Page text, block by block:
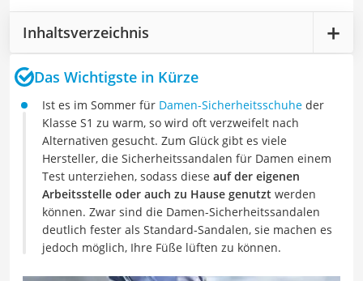
Inhaltsverzeichnis
Das Wichtigste in Kürze
Ist es im Sommer für Damen-Sicherheitsschuhe der
Klasse S1 zu warm, so wird oft verzweifelt nach
Alternativen gesucht. Zum Glück gibt es viele
Hersteller, die Sicherheitssandalen für Damen einem
Test unterziehen, sodass diese auf der eigenen
Arbeitsstelle oder auch zu Hause genutzt werden
können. Zwar sind die Damen-Sicherheitssandalen
deutlich fester als Standard-Sandalen, sie machen es
jedoch möglich, Ihre Füße lüften zu können.